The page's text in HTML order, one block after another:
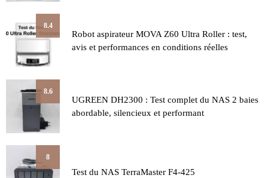
8.4
Robot aspirateur MOVA Z60 Ultra Roller : test,
avis et performances en conditions réelles
8.6
UGREEN DH2300 : Test complet du NAS 2 baies
abordable, silencieux et performant
8
Test du NAS TerraMaster F4-425